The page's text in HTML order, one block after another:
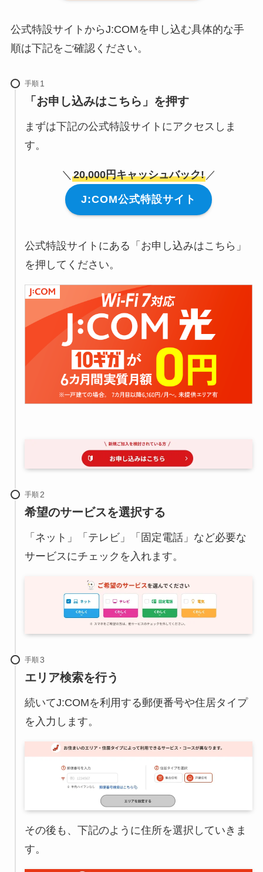
公式特設サイトからJ:COMを申し込む具体的な手
順は下記をご確認ください。
手順
「お申し込みはこちら」を押す
まずは下記の公式特設サイトにアクセスしま
す。
＼ 20,000円キャッシュバック!／
J:COM公式特設サイト
公式特設サイトにある「お申し込みはこちら」
を押してください。
手順
希望のサービスを選択する
「ネット」「テレビ」「固定電話」など必要な
サービスにチェックを入れます。
手順
エリア検索を行う
続いてJ:COMを利用する郵便番号や住居タイプ
を入力します。
その後も、下記のように住所を選択していきま
す。